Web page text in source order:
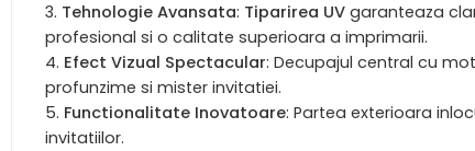
Tehnologie Avansata: Tiparirea UV garanteaza
profesional si o calitate superioara a imprimarii.
Efect Vizual Spectacular: Decupajul central cu
profunzime si mister invitatiei.
Functionalitate Inovatoare: Partea exterioara
invitatiilor.